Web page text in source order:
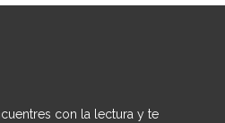
con la lectura y te